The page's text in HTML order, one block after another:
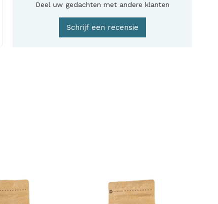
Deel uw gedachten met andere klanten
Schrijf een recensie